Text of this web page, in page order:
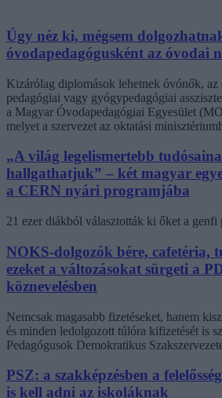
Úgy néz ki, mégsem
óvodapedagógusként az óvodai
Kizárólag diplomások lehetnek óvónők,
pedagógiai vagy gyógypedagógiai
a Magyar Óvodapedagógiai Egyesület
melyet a szervezet az oktatási
„A világ legelismertebb
hallgathatjuk” – két magyar
a CERN nyári programjába
21 ezer diákból választották ki őket a genfi
NOKS-dolgozók bére, cafetéria,
ezeket a változásokat sürgeti a
köznevelésben
Nemcsak magasabb fizetéseket, hanem
és minden ledolgozott túlóra kifizetését is
Pedagógusok Demokratikus
PSZ: a szakképzésben a
is kell adni az iskoláknak